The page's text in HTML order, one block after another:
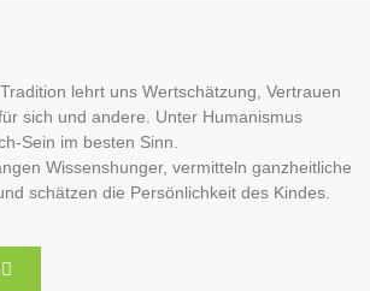
lehrt uns Wertschätzung, Vertrauen
sich und andere. Unter Humanismus
Sein im besten Sinn.
Wissenshunger, vermitteln ganzheitliche
schätzen die Persönlichkeit des Kindes.